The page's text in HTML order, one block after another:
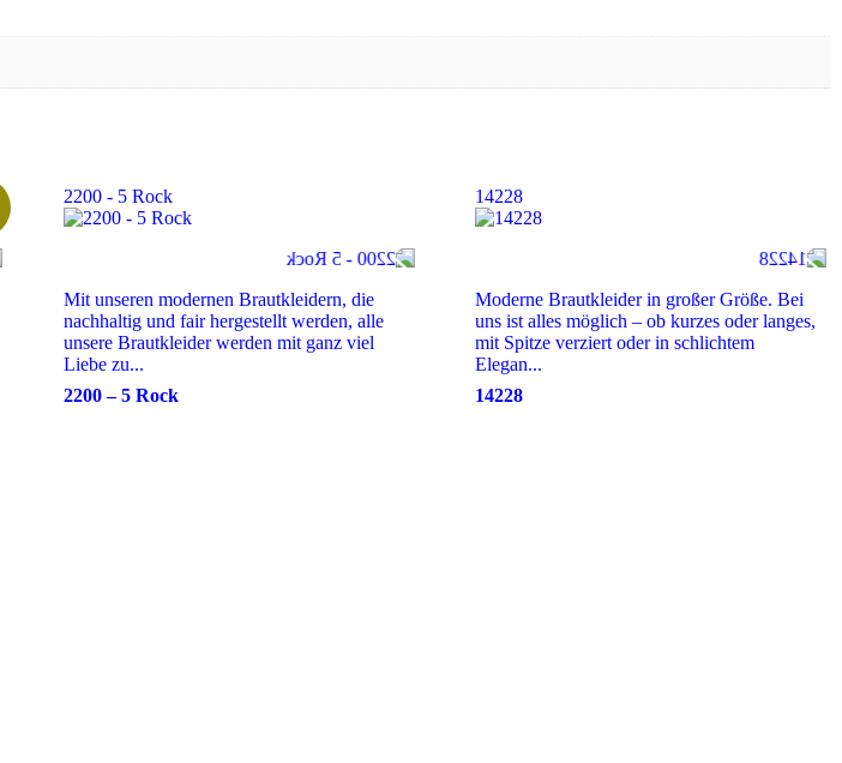
2200 - 5 Rock
Mit unseren modernen Brautkleidern, die
nachhaltig und fair hergestellt werden, alle
unsere Brautkleider werden mit ganz viel
Liebe zu...
2200 – 5 Rock
14228
Moderne Brautkleider in großer Größe. Bei
uns ist alles möglich – ob kurzes oder langes,
mit Spitze verziert oder in schlichtem
Elegan...
14228